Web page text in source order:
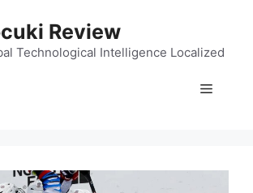
Review
Technological Intelligence Localized
Menu